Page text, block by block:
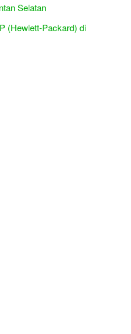
Selatan
(Hewlett-Packard) di